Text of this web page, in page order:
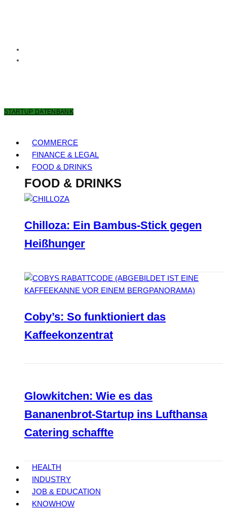
STARTUP DATENBANK
COMMERCE
FINANCE & LEGAL
FOOD & DRINKS
FOOD & DRINKS
Chilloza: Ein Bambus-Stick gegen
Heißhunger
Coby’s: So funktioniert das
Kaffeekonzentrat
Glowkitchen: Wie es das
Bananenbrot-Startup ins Lufthansa
Catering schaffte
HEALTH
INDUSTRY
JOB & EDUCATION
KNOWHOW